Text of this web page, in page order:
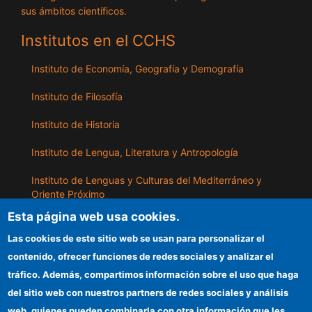
sus ámbitos científicos.
Institutos en el CCHS
Instituto de Economía, Geografía y Demografía
Instituto de Filosofía
Instituto de Historia
Instituto de Lengua, Literatura y Antropología
Instituto de Lenguas y Culturas del Mediterráneo y
Oriente Próximo
Instituto de Políticas y Bienes Públicos
ILLA
Sede electrónica CSIC
Esta página web usa cookies.
Las cookies de este sitio web se usan para personalizar el
contenido, ofrecer funciones de redes sociales y analizar el
tráfico. Además, compartimos información sobre el uso que haga
del sitio web con nuestros partners de redes sociales y análisis